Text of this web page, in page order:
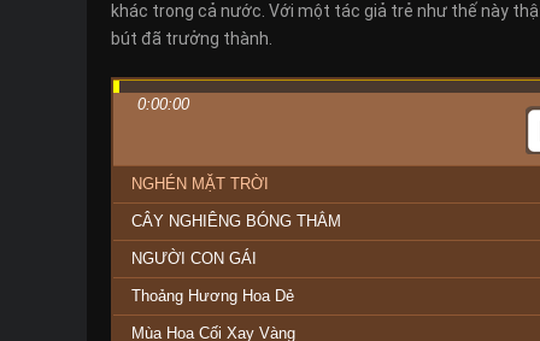
khác trong cả nước. Với một tác giả trẻ như thế này
bút đã trưởng thành.
0:00:00
NGHÉN MẶT TRỜI
CÂY NGHIÊNG BÓNG THẲM
NGƯỜI CON GÁI
Thoảng Hương Hoa Dẻ
Mùa Hoa Cối Xay Vàng